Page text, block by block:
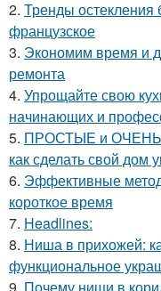
2. Тренды остекления
французское
3. Экономим время и
ремонта
4. Упрощайте свою
начинающих и
5. ПРОСТЫЕ и ОЧЕНЬ
как сделать свой дом
6. Эффективные
короткое время
7. Headlines:
8. Ниша в прихожей:
функциональное